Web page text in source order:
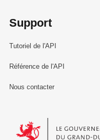
Support
Tutoriel de l'API
Référence de l'API
Nous contacter
Le Gouvernement du